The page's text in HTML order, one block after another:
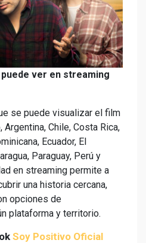
ver en streaming
se puede visualizar el film
Argentina, Chile, Costa Rica,
Ecuador, El
Paraguay, Perú y
en streaming permite a
una historia cercana,
opciones de
plataforma y territorio.
Soy Positivo Oficial